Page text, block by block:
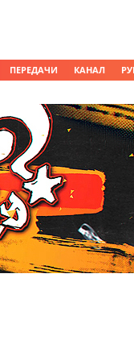
ПЕРЕДАЧИ КАНАЛ